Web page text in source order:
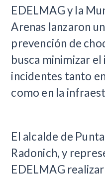
EDELMAG y la
Arenas lanzaron
prevención de
busca minimizar
incidentes tanto
como en la
El alcalde de
Radonich, y
EDELMAG